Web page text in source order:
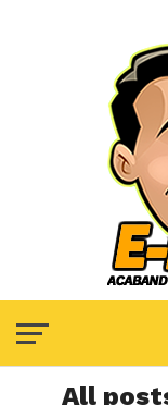
All